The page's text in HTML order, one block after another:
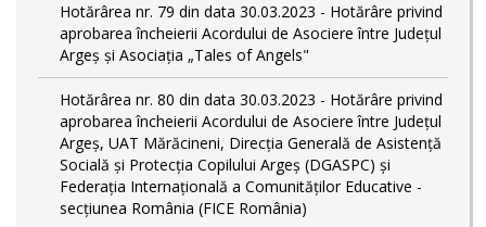
Hotărârea nr. 79 din data 30.03.2023 - Hotărâre privind
aprobarea încheierii Acordului de Asociere între Județul
Argeș și Asociația „Tales of Angels"
Hotărârea nr. 80 din data 30.03.2023 - Hotărâre privind
aprobarea încheierii Acordului de Asociere între Județul
Argeș, UAT Mărăcineni, Direcția Generală de Asistență
Socială și Protecția Copilului Argeș (DGASPC) și
Federația Internațională a Comunităților Educative -
secțiunea România (FICE România)